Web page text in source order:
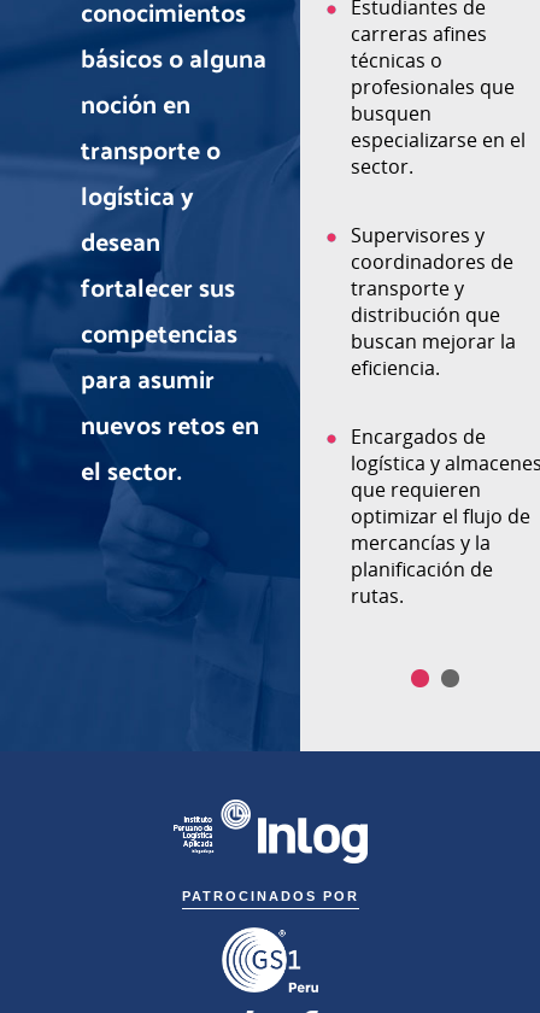
conocimientos
básicos o alguna
noción en
transporte o
logística y
desean
fortalecer sus
competencias
para asumir
nuevos retos en
el sector.
empresas de
operadores
logísticos y
distribución
interesados en
actualizar sus
conocimientos y
mejorar su
desempeño.
Emprendedores y
empresarios que
gestionan
operaciones de
distribución y
costos y servicio al
cliente.
Estudiantes de
carreras afines
técnicas o
profesionales que
busquen
especializarse en el
sector.
Supervisores y
coordinadores de
transporte y
distribución que
buscan mejorar la
eficiencia.
Encargados de
logística y
que requieren
optimizar el flujo de
mercancías y la
planificación de
rutas.
PATROCINADOS POR